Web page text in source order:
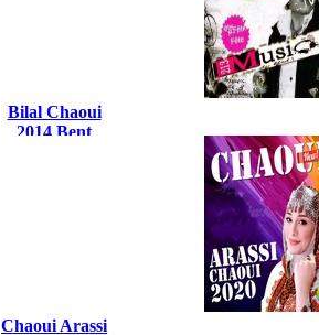
Bilal Chaoui
2014 Bent
Chaoui Arassi